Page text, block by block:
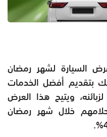
السيارة لشهر رمضان
بتقديم أفضل الخدمات
ويتيح هذا العرض
خلال شهر رمضان